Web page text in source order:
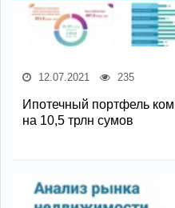
12.07.2021 235
Ипотечный портфель
на 10,5 трлн сумов